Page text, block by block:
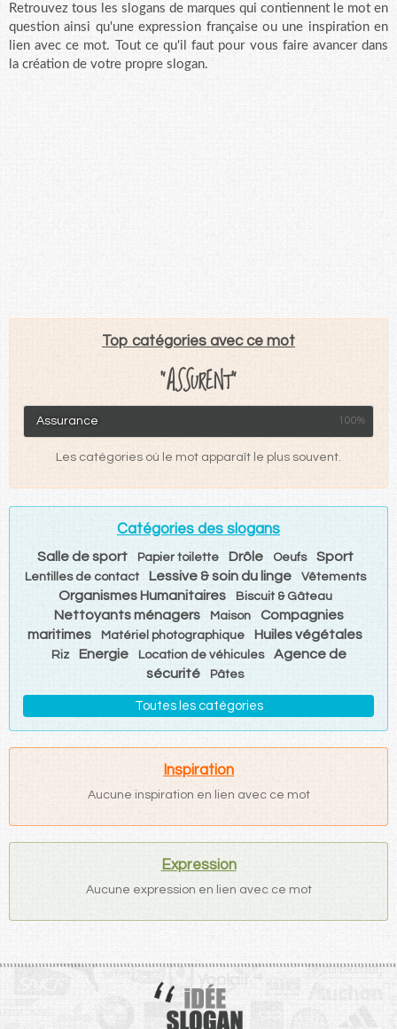
Retrouvez tous les slogans de marques qui contiennent le mot en
question ainsi qu'une expression française ou une inspiration en
lien avec ce mot. Tout ce qu'il faut pour vous faire avancer dans
la création de votre propre slogan.
Top catégories avec ce mot
"ASSURENT"
Assurance 100%
Les catégories où le mot apparaît le plus souvent.
Catégories des slogans
Salle de sport Papier toilette Drôle Oeufs Sport
Lentilles de contact Lessive & soin du linge Vêtements
Organismes Humanitaires Biscuit & Gâteau
Nettoyants ménagers Maison
Compagnies
maritimes
Matériel photographique Huiles végétales
Riz Energie Location de véhicules
Agence de
sécurité
Pâtes
Toutes les catégories
Inspiration
Aucune inspiration en lien avec ce mot
Expression
Aucune expression en lien avec ce mot